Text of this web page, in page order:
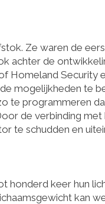
Ze waren de
achter de
Homeland
mogelijkheden te
te programmeren
de verbinding
te schudden en
keer hun
kan